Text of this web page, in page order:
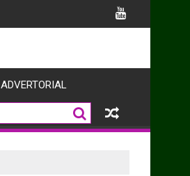
ADVERTORIAL